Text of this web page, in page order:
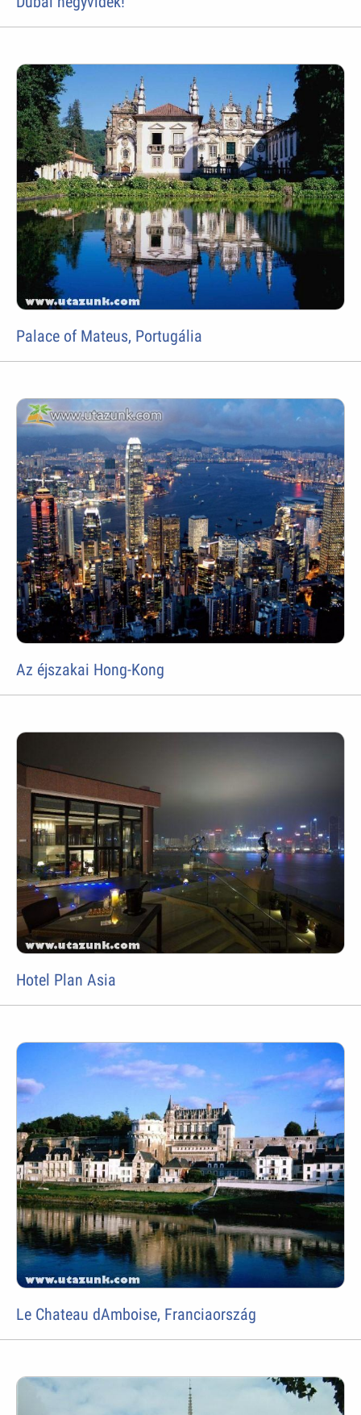
Palace of Mateus, Portugália
Az éjszakai Hong-Kong
Hotel Plan Asia
Le Chateau dAmboise, Franciaország